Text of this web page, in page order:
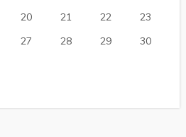
20 21 22
23
27 28 29
30